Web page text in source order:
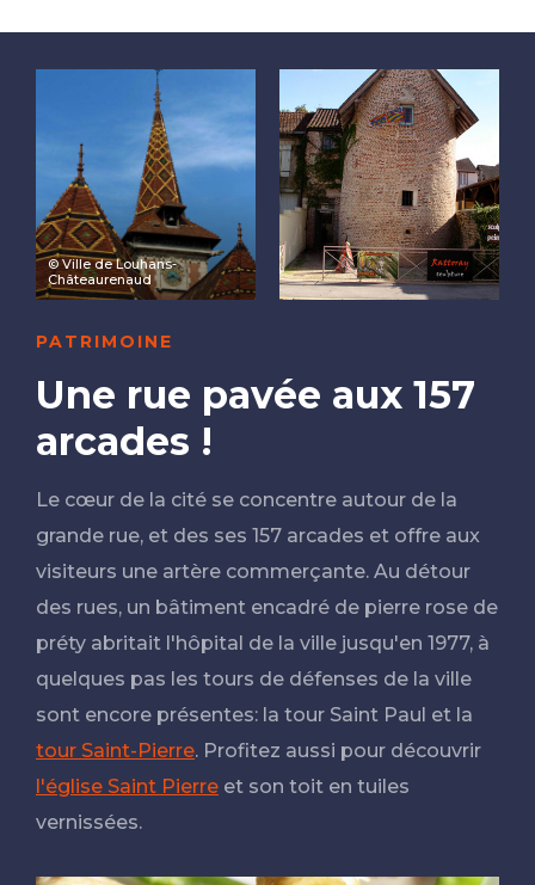
© Ville de Louhans-
Châteaurenaud
PATRIMOINE
Une rue pavée aux 157
arcades !
Le cœur de la cité se concentre autour de la
grande rue, et des ses 157 arcades et offre aux
visiteurs une artère commerçante. Au détour
des rues, un bâtiment encadré de pierre rose de
préty abritait l'hôpital de la ville jusqu'en 1977, à
quelques pas les tours de défenses de la ville
sont encore présentes: la tour Saint Paul et la
tour Saint-Pierre. Profitez aussi pour découvrir
l'église Saint Pierre et son toit en tuiles
vernissées.